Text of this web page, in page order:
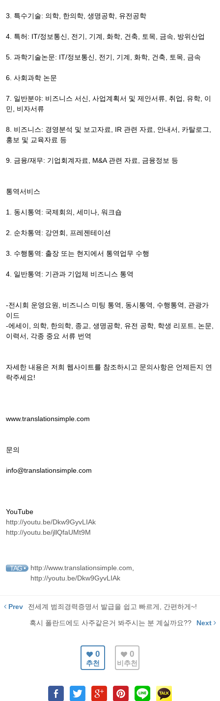
3. 특수기술: 의학, 한의학, 생명공학, 유전공학
4. 특허: IT/정보통신, 전기, 기계, 화학, 건축, 토목, 금속, 방위산업
5. 과학기술논문: IT/정보통신, 전기, 기계, 화학, 건축, 토목, 금속
6. 사회과학 논문
7. 일반분야: 비즈니스 서신, 사업계획서 및 제안서류, 취업, 유학, 이
민, 비자서류
8. 비즈니스: 경영분석 및 보고자료, IR 관련 자료, 안내서, 카탈로그,
홍보 및 교육자료 등
9. 금융/재무: 기업회계자료, M&A 관련 자료, 금융정보 등
통역서비스
1. 동시통역: 국제회의, 세미나, 워크숍
2. 순차통역: 강연회, 프레젠테이션
3. 수행통역: 출장 또는 현지에서 통역업무 수행
4. 일반통역: 기관과 기업체 비즈니스 통역
-전시회 운영요원, 비즈니스 미팅 통역, 동시통역, 수행통역, 관광가
이드
-에세이, 의학, 한의학, 종교, 생명공학, 유전 공학, 학생 리포트, 논문,
이력서, 각종 중요 서류 번역
자세한 내용은 저희 웹사이트를 참조하시고 문의사항은 언제든지 연
락주세요!
www.translationsimple.com
문의
info@translationsimple.com
YouTube
http://youtu.be/Dkw9GyvLIAk
http://youtu.be/jllQfaUMt9M
TAG • http://www.translationsimple.com
http://youtu.be/Dkw9GyvLIAk
Prev 전세계 범죄경력증명서 발급을 쉽고 빠르게, 간편하게~!
혹시 폴란드에도 사주같은거 봐주시는 분 계실까요?? Next
0
추천
0
비추천